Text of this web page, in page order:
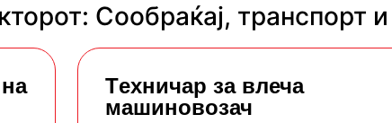
Сообраќај, транспорт
Tехничар за влеча
машиновозач